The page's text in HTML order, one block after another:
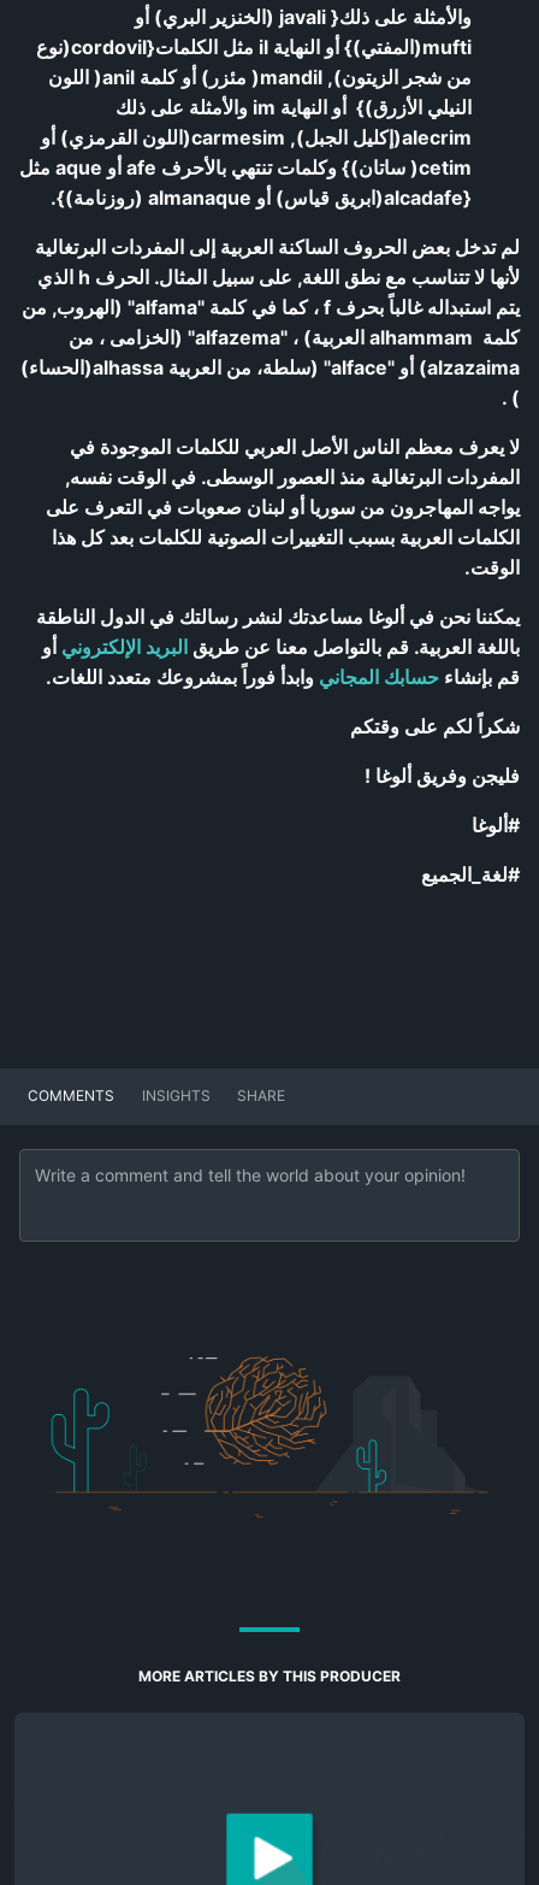
والأمثلة على ذلك{ javali (الخنزير البري) أو
mufti(المفتي)} أو النهاية il مثل الكلمات{cordovil(نوع
من شجر الزيتون), mandil( مئزر) أو كلمة anil( اللون
النيلي الأزرق)} أو النهاية im والأمثلة على ذلك
alecrim(إكليل الجبل), carmesim(اللون القرمزي) أو
cetim( ساتان)} وكلمات تنتهي بالأحرف afe أو aque مثل
{alcadafe(ابريق قياس) أو almanaque (روزنامة)}.
لم تدخل بعض الحروف الساكنة العربية إلى المفردات البرتغالية
لأنها لا تتناسب مع نطق اللغة, على سبيل المثال. الحرف h الذي
يتم استبداله غالباً بحرف f ، كما في كلمة "alfama" (الهروب, من
كلمة alhammam العربية) ، "alfazema" (الخزامى ، من
alzazaima) أو "alface" (سلطة، من العربية alhassa(الحساء)
) .
لا يعرف معظم الناس الأصل العربي للكلمات الموجودة في
المفردات البرتغالية منذ العصور الوسطى. في الوقت نفسه,
يواجه المهاجرون من سوريا أو لبنان صعوبات في التعرف على
الكلمات العربية بسبب التغييرات الصوتية للكلمات بعد كل هذا
الوقت.
يمكننا نحن في ألوغا مساعدتك لنشر رسالتك في الدول الناطقة
باللغة العربية. قم بالتواصل معنا عن طريق البريد الإلكتروني أو
قم بإنشاء حسابك المجاني وابدأ فوراً بمشروعك متعدد اللغات.
شكراً لكم على وقتكم
فليجن وفريق ألوغا !
#ألوغا
#لغة_الجميع
COMMENTS INSIGHTS SHARE
MORE ARTICLES BY THIS PRODUCER